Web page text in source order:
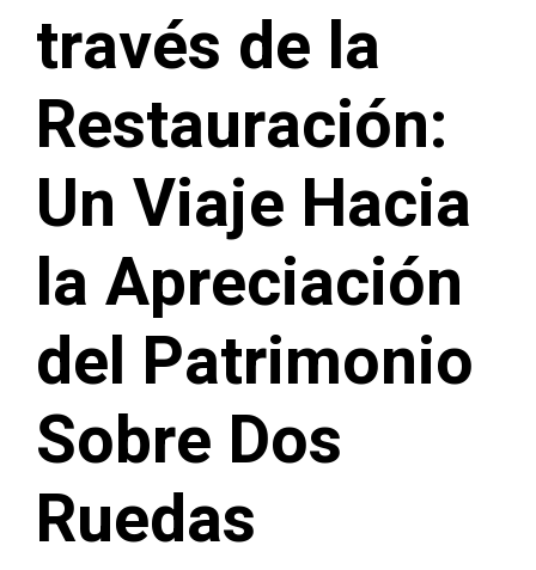
través de la
Restauración:
Un Viaje Hacia
la Apreciación
del Patrimonio
Sobre Dos
Ruedas